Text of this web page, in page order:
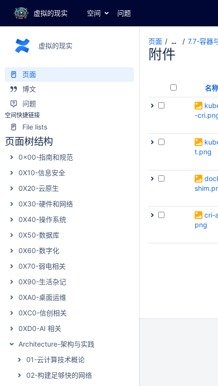
虚拟的现实 空间 问题
虚拟的现实
页面
博文
问题
空间快捷链接
File lists
页面树结构
0x00-指南和规范
0X10-信息安全
0X20-云原生
0X30-硬件和网络
0X40-操作系统
0X50-数据库
0X60-数字化
0X70-弱电相关
0X90-生活杂记
0XA0-桌面运维
0XC0-信创相关
0XD0-AI 相关
Architecture-架构与实践
01-云计算技术概论
02-构建足够快的网络
页面 … 7.7-容器
附件
名称
-
t.png
cri-
png